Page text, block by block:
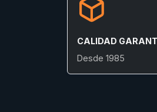
CALIDAD
Desde 1985